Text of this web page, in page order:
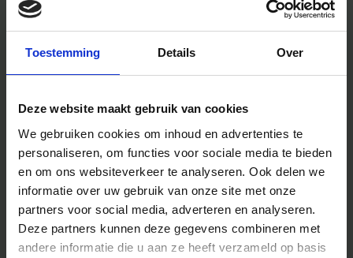
Toestemming Details Over
Deze website maakt gebruik van cookies
We gebruiken cookies om inhoud en advertenties te
personaliseren, om functies voor sociale media te bieden
en om ons websiteverkeer te analyseren. Ook delen we
informatie over uw gebruik van onze site met onze
partners voor social media, adverteren en analyseren.
Deze partners kunnen deze gegevens combineren met
andere informatie die u aan ze heeft verzameld op basis